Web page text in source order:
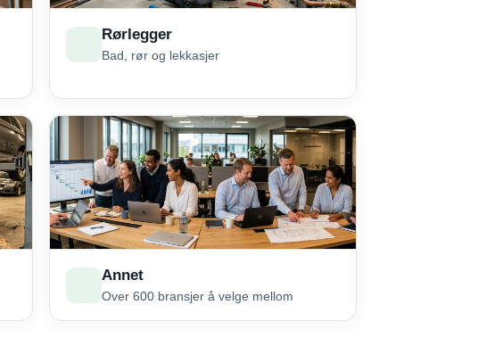
Rørlegger
Bad, rør og lekkasjer
Annet
Over 600 bransjer å velge mellom